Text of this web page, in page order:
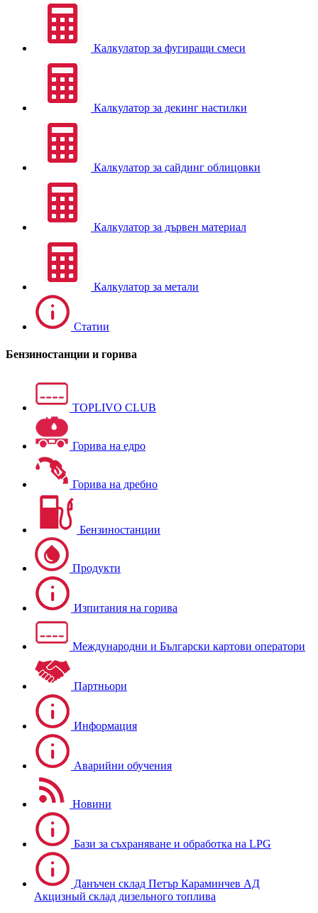
Калкулатор за фугиращи смеси
Калкулатор за декинг настилки
Калкулатор за сайдинг облицовки
Калкулатор за дървен материал
Калкулатор за метали
Статии
Бензиностанции и горива
TOPLIVO CLUB
Горива на едро
Горива на дребно
Бензиностанции
Продукти
Изпитания на горива
Международни и Български картови оператори
Партньори
Информация
Аварийни обучения
Новини
Бази за съхраняване и обработка на LPG
Данъчен склад Петър Караминчев АД
Акцизный склад дизельного топлива